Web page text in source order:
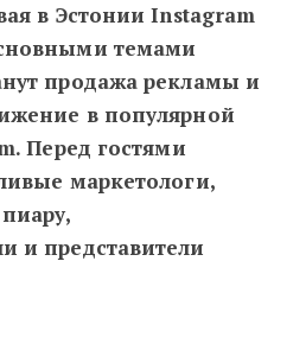
в Эстонии Instagram
темами
продажа рекламы и
в популярной
Перед гостями
маркетологи,
и представители